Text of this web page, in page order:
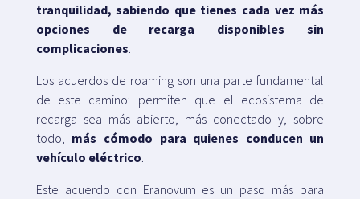
tranquilidad, sabiendo que tienes cada vez más
opciones de recarga disponibles sin
complicaciones
Los acuerdos de roaming son una parte fundamental
de este camino: permiten que el ecosistema de
recarga sea más abierto, más conectado y, sobre
todo, más cómodo para quienes conducen un
vehículo eléctrico
Este acuerdo con Eranovum es un paso más para